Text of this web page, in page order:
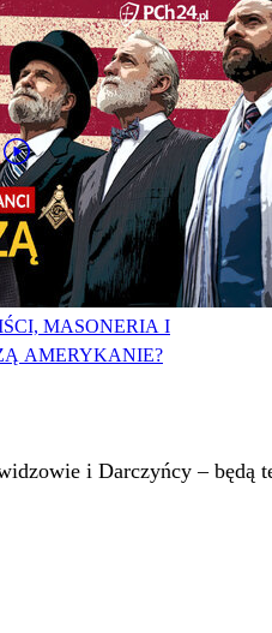
MASONERIA I
AMERYKANIE?
i Darczyńcy – będą